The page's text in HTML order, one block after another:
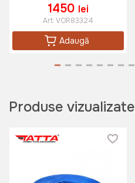
1450 lei
Art:VOR83324
Adaugă
Produse vizualizate